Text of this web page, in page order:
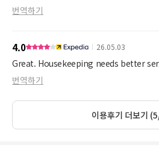
번역하기
4.0 26.05.03
Great. Housekeeping needs better
번역하기
이용후기 더보기